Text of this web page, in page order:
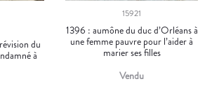
du
à
15921
1396 : aumône du duc d’Orléans à
une femme pauvre pour l’aider à
marier ses filles
Vendu